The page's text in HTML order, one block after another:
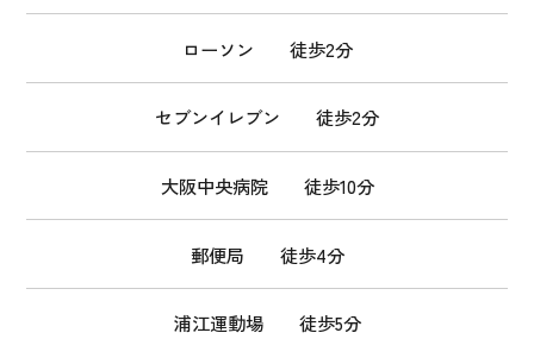
ローソン 徒歩2分
セブンイレブン 徒歩2分
大阪中央病院 徒歩10分
郵便局 徒歩4分
浦江運動場 徒歩5分